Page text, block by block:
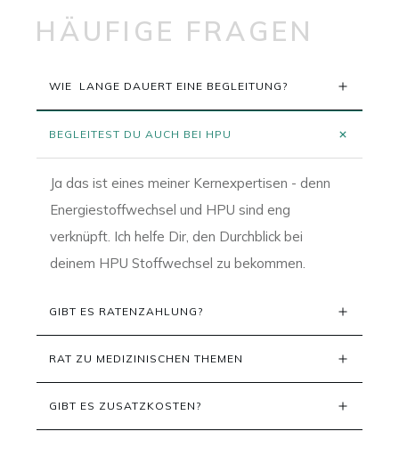
HÄUFIGE FRAGEN
WIE  LANGE DAUERT EINE BEGLEITUNG?
BEGLEITEST DU AUCH BEI HPU
Ja das ist eines meiner Kernexpertisen - denn
Energiestoffwechsel und HPU sind eng
verknüpft. Ich helfe Dir, den Durchblick bei
deinem HPU Stoffwechsel zu bekommen.
GIBT ES RATENZAHLUNG?
RAT ZU MEDIZINISCHEN THEMEN
GIBT ES ZUSATZKOSTEN?